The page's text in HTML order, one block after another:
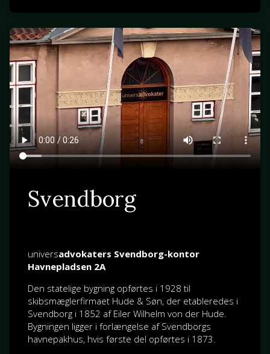
Svendborg
universadvokaters Svendborg-kontor
Havnepladsen 2A
Den statelige bygning opførtes i 1928 til
skibsmæglerfirmaet Hude & Søn, der etableredes i
Svendborg i 1852 af Eiler Wilhelm von der Hude.
Bygningen ligger i forlængelse af Svendborgs
havnepakhus, hvis første del opførtes i 1873.